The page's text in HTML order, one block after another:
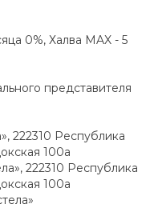
0%, Халва MAX - 5
представителя
222310 Республика
100а
222310 Республика
100а